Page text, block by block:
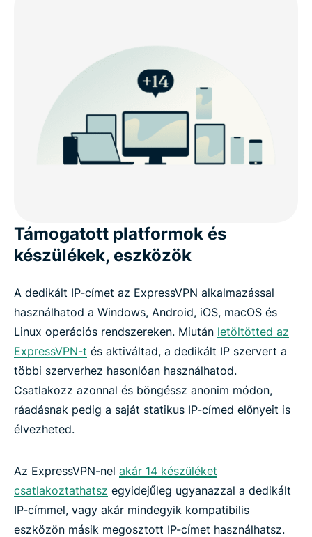
Támogatott platformok és
készülékek, eszközök
A dedikált IP-címet az ExpressVPN alkalmazással
használhatod a Windows, Android, iOS, macOS és
Linux operációs rendszereken. Miután letöltötted az
ExpressVPN-t és aktiváltad, a dedikált IP szervert a
többi szerverhez hasonlóan használhatod.
Csatlakozz azonnal és böngéssz anonim módon,
ráadásnak pedig a saját statikus IP-címed előnyeit is
élvezheted.
Az ExpressVPN-nel akár 14 készüléket
csatlakoztathatsz egyidejűleg ugyanazzal a dedikált
IP-címmel, vagy akár mindegyik kompatibilis
eszközön másik megosztott IP-címet használhatsz.